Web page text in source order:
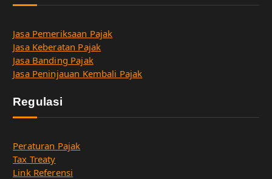
Jasa Pemeriksaan Pajak
Jasa Keberatan Pajak
Jasa Banding Pajak
Jasa Peninjauan Kembali Pajak
Regulasi
Peraturan Pajak
Tax Treaty
Link Referensi